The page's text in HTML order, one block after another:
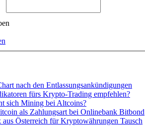
nach den Entlassungsankündigungen
fürs Krypto-Trading empfehlen?
sich Mining bei Altcoins?
als Zahlungsart bei Onlinebank Bitbond
Österreich für Kryptowährungen Tausch